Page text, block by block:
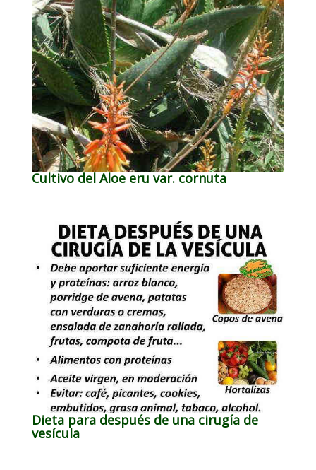
Cultivo del Aloe eru var. cornuta
Dieta para después de una cirugía de
vesícula